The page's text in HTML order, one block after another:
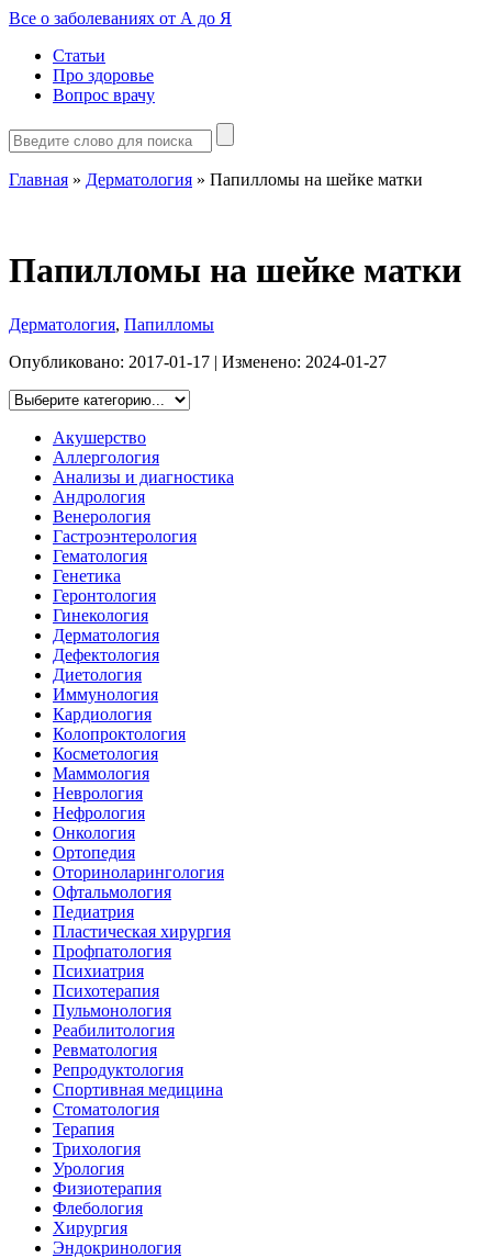
Все о заболеваниях от А до Я
Статьи
Про здоровье
Вопрос врачу
Главная » Дерматология » Папилломы на шейке матки
Папилломы на шейке матки
Дерматология, Папилломы
Опубликовано: 2017-01-17 | Изменено: 2024-01-27
Акушерство
Аллергология
Анализы и диагностика
Андрология
Венерология
Гастроэнтерология
Гематология
Генетика
Геронтология
Гинекология
Дерматология
Дефектология
Диетология
Иммунология
Кардиология
Колопроктология
Косметология
Маммология
Неврология
Нефрология
Онкология
Ортопедия
Оториноларингология
Офтальмология
Педиатрия
Пластическая хирургия
Профпатология
Психиатрия
Психотерапия
Пульмонология
Реабилитология
Ревматология
Репродуктология
Спортивная медицина
Стоматология
Терапия
Трихология
Урология
Физиотерапия
Флебология
Хирургия
Эндокринология